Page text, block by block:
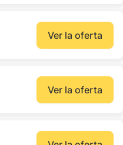
Ver la oferta
Ver la oferta